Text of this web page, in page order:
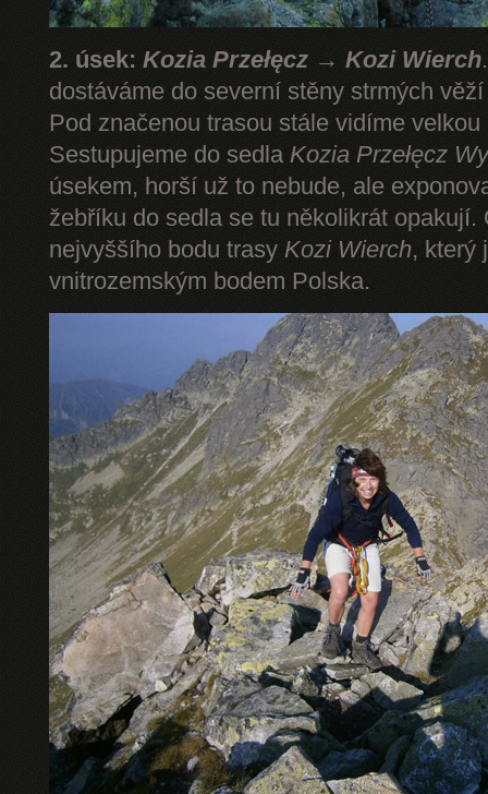
2. úsek: Kozia Przełęcz → Kozi Wierch
dostáváme do severní stěny strmých
Pod značenou trasou stále vidíme
Sestupujeme do sedla Kozia Przełęcz
úsekem, horší už to nebude, ale
žebříku do sedla se tu několikrát opakují.
nejvyššího bodu trasy Kozi Wierch, který
vnitrozemským bodem Polska.